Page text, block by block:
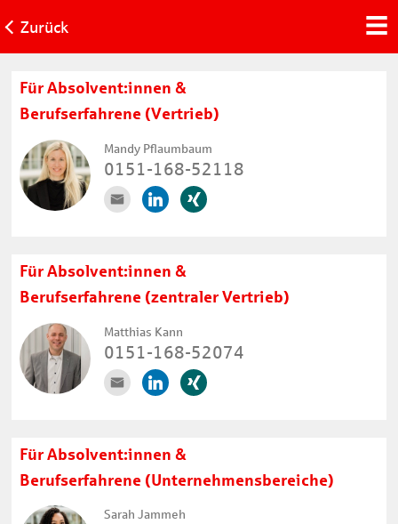
Zurück
Für Absolvent:innen &
Berufserfahrene (Vertrieb)
Mandy Pflaumbaum
0151-168-52118
Für Absolvent:innen &
Berufserfahrene (zentraler Vertrieb)
Matthias Kann
0151-168-52074
Für Absolvent:innen &
Berufserfahrene (Unternehmensbereiche)
Sarah Jammeh